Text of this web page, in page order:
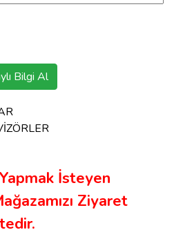
Bilgi Al
İsteyen
Ziyaret